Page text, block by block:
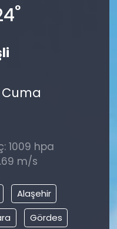
°
1009 hpa
m/s
Alaşehir
Gördes